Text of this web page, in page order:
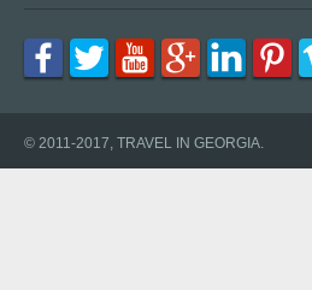
© 2011-2017, TRAVEL IN GEORGIA.